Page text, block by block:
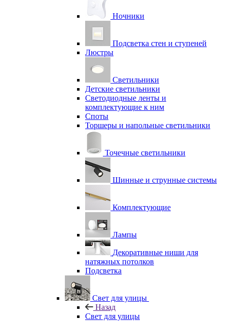
Ночники
Подсветка стен и ступеней
Люстры
Светильники
Детские светильники
Светодиодные ленты и
комплектующие к ним
Споты
Торшеры и напольные светильники
Точечные светильники
Шинные и струнные системы
Комплектующие
Лампы
Декоративные ниши для
натяжных потолков
Подсветка
Свет для улицы
Назад
Свет для улицы